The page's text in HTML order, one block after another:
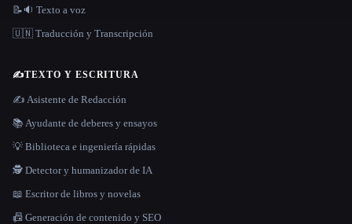
📝🔉 Texto a voz
🇺🇳 Traducción y Transcripción
✍️TEXTO Y ESCRITURA
✍️ Asistente de Redacción
📚 Ayudante de deberes y ensayos
💡 Biblioteca e ingeniería rápidas
🕵️ Detector y humanizador de IA
📖 Escritor de libros y novelas
📠 Generación de contenido y SEO